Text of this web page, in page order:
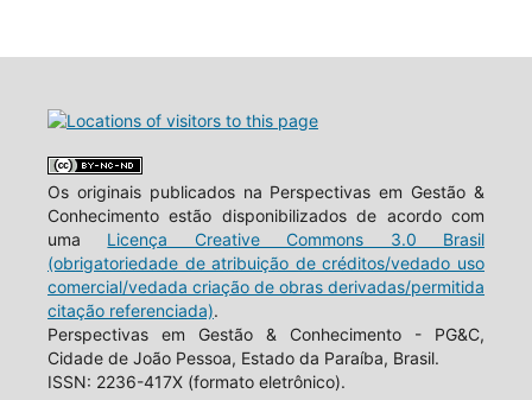
Os originais publicados na Perspectivas em Gestão &
Conhecimento estão disponibilizados de acordo com
uma Licença Creative Commons 3.0 Brasil
(obrigatoriedade de atribuição de créditos/vedado uso
comercial/vedada criação de obras derivadas/permitida
citação referenciada).
Perspectivas em Gestão & Conhecimento - PG&C,
Cidade de João Pessoa, Estado da Paraíba, Brasil.
ISSN: 2236-417X (formato eletrônico).